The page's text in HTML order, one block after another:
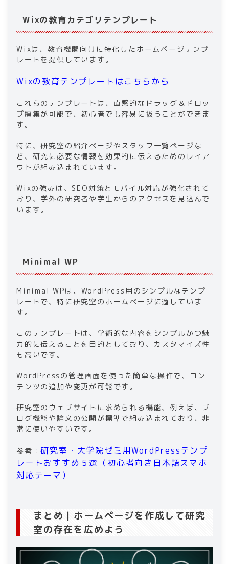
Wixの教育カテゴリテンプレート
Wixは、教育機関向けに特化したホームページテンプ
レートを提供しています。
Wixの教育テンプレートはこちらから
これらのテンプレートは、直感的なドラッグ＆ドロッ
プ編集が可能で、初心者でも容易に扱うことができま
す。
特に、研究室の紹介ページやスタッフ一覧ページな
ど、研究に必要な情報を効果的に伝えるためのレイア
ウトが組み込まれています。
Wixの強みは、SEO対策とモバイル対応が強化されて
おり、学外の研究者や学生からのアクセスを見込んで
います。
Minimal WP
Minimal WPは、WordPress用のシンプルなテンプ
レートで、特に研究室のホームページに適していま
す。
このテンプレートは、学術的な内容をシンプルかつ魅
力的に伝えることを目的としており、カスタマイズ性
も高いです。
WordPressの管理画面を使った簡単な操作で、コン
テンツの追加や変更が可能です。
研究室のウェブサイトに求められる機能、例えば、ブ
ログ機能や論文の公開が標準で組み込まれており、非
常に使いやすいです。
参考：研究室・大学院ゼミ用WordPressテンプ
レートおすすめ５選（初心者向き日本語スマホ
対応テーマ）
まとめ｜ホームページを作成して研究
室の存在を広めよう